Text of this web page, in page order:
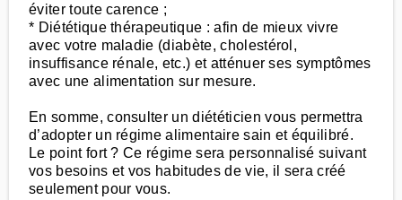
éviter toute carence ;
* Diététique thérapeutique : afin de mieux vivre
avec votre maladie (diabète, cholestérol,
insuffisance rénale, etc.) et atténuer ses symptômes
avec une alimentation sur mesure.
En somme, consulter un diététicien vous permettra
d’adopter un régime alimentaire sain et équilibré.
Le point fort ? Ce régime sera personnalisé suivant
vos besoins et vos habitudes de vie, il sera créé
seulement pour vous.